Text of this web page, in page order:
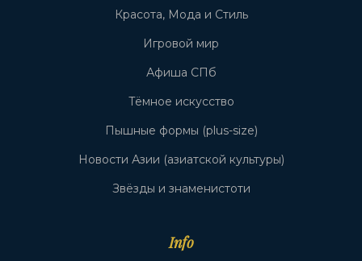
Красота, Мода и Стиль
Игровой мир
Афиша СПб
Тёмное искусство
Пышные формы (plus-size)
Новости Азии (азиатской культуры)
Звёзды и знаменистоти
Info